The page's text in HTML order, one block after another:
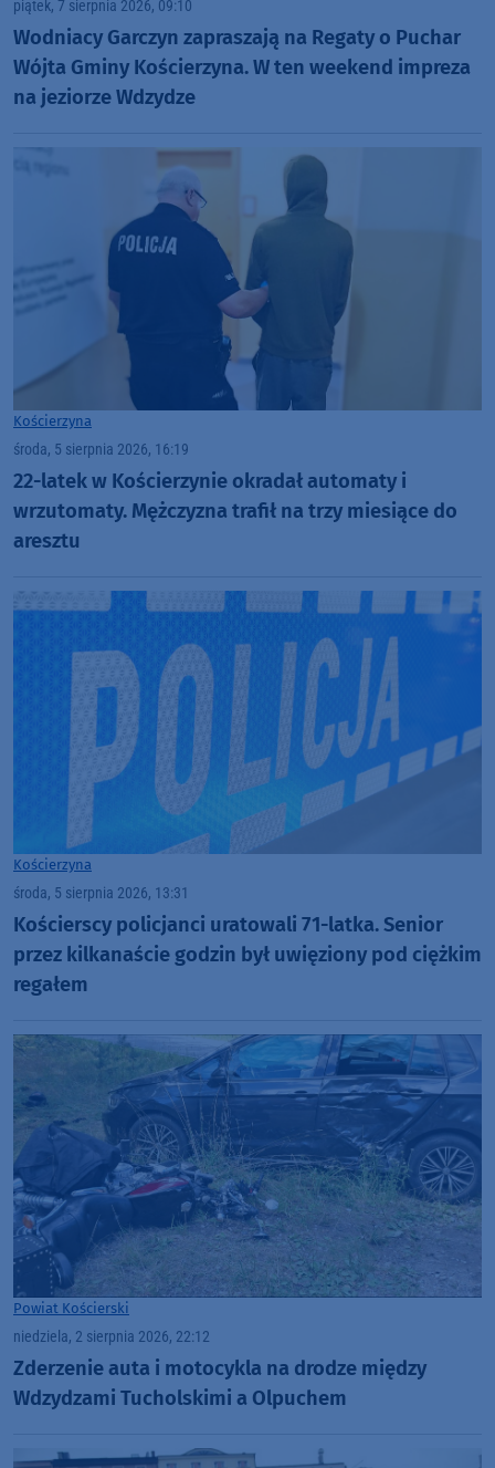
piątek, 7 sierpnia 2026, 09:10
Wodniacy Garczyn zapraszają na Regaty o Puchar
Wójta Gminy Kościerzyna. W ten weekend impreza
na jeziorze Wdzydze
Kościerzyna
środa, 5 sierpnia 2026, 16:19
22-latek w Kościerzynie okradał automaty i
wrzutomaty. Mężczyzna trafił na trzy miesiące do
aresztu
Kościerzyna
środa, 5 sierpnia 2026, 13:31
Kościerscy policjanci uratowali 71-latka. Senior
przez kilkanaście godzin był uwięziony pod ciężkim
regałem
Powiat Kościerski
niedziela, 2 sierpnia 2026, 22:12
Zderzenie auta i motocykla na drodze między
Wdzydzami Tucholskimi a Olpuchem